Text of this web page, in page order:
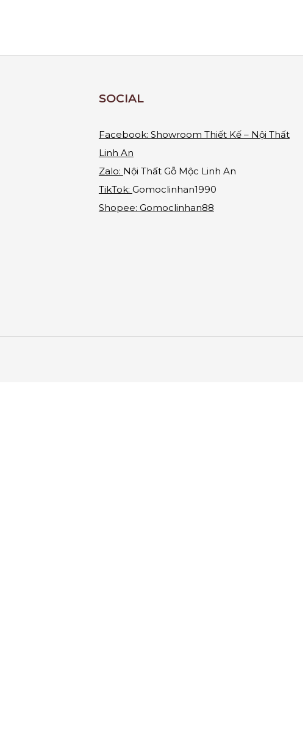
SOCIAL
Facebook: Showroom Thiết Kế – Nội Thất
Linh An
Zalo: Nội Thất Gỗ Mộc Linh An
TikTok: Gomoclinhan1990
Shopee: Gomoclinhan88